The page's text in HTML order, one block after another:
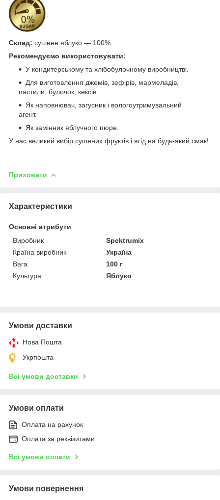
Склад: сушене яблуко — 100%.
Рекомендуємо використовувати:
У кондитерському та хлібобулочному виробництві.
Для виготовлення джемів, зефірів, мармеладів,
пастили, булочок, кексів.
Як наповнювач, загусник і вологоутримувальний
агент.
Як замінник яблучного пюре.
У нас великий вибір сушених фруктів і ягід на будь-який смак!
Приховати
Характеристики
Основні атрибути
Виробник
Spektrumix
Країна виробник
Україна
Вага
100 г
Культура
Яблуко
Умови доставки
Нова Пошта
Укрпошта
Всі умови доставки
Умови оплати
Оплата на рахунок
Оплата за реквізитами
Всі умови оплати
Умови повернення